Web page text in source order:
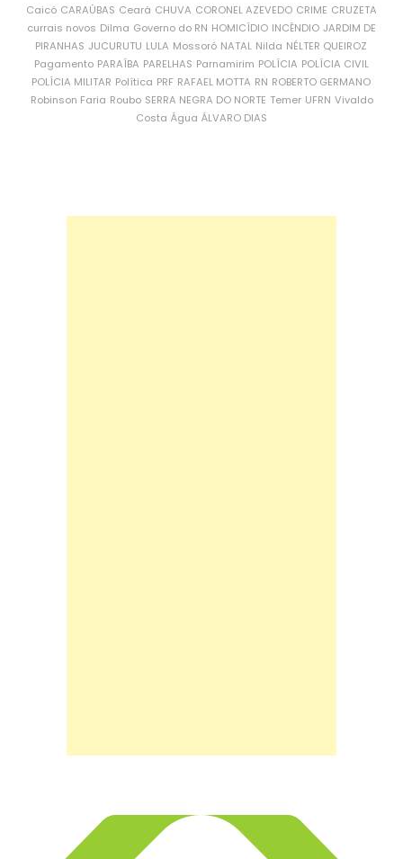
Caicó CARAÚBAS Ceará CHUVA CORONEL AZEVEDO CRIME CRUZETA
currais novos Dilma Governo do RN HOMICÍDIO INCÊNDIO JARDIM DE
PIRANHAS JUCURUTU LULA Mossoró NATAL Nilda NÉLTER QUEIROZ
Pagamento PARAÍBA PARELHAS Parnamirim POLÍCIA POLÍCIA CIVIL
POLÍCIA MILITAR Política PRF RAFAEL MOTTA RN ROBERTO GERMANO
Robinson Faria Roubo SERRA NEGRA DO NORTE Temer UFRN Vivaldo
Costa Água ÁLVARO DIAS